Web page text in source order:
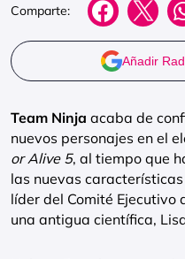
Comparte:
Añadir
Team Ninja acaba de
nuevos personajes en el
or Alive 5, al tiempo que
las nuevas
líder del Comité Ejecutivo
una antigua científica,